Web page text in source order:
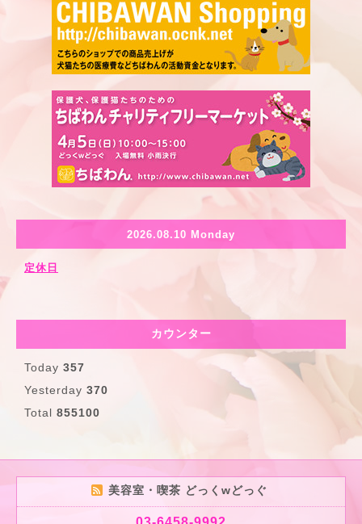
2026.08.10 Monday
定休日
カウンター
Today 357
Yesterday 370
Total 855100
美容室・喫茶 どっくwどっぐ